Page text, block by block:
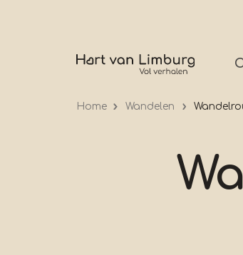
Home Wandelen